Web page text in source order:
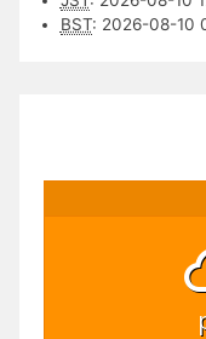
BST: 2026-08-10